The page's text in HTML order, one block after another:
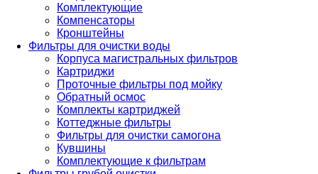
Комплектующие
Компенсаторы
Кронштейны
Фильтры для очистки воды
Корпуса магистральных фильтров
Картриджи
Проточные фильтры под мойку
Обратный осмос
Комплекты картриджей
Коттеджные фильтры
Фильтры для очистки самогона
Кувшины
Комплектующие к фильтрам